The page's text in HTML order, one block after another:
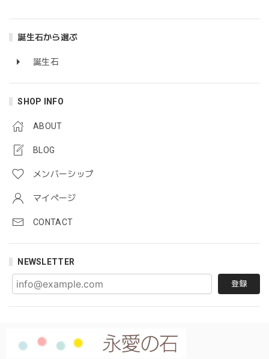
誕生石から選ぶ
誕生石
SHOP INFO
ABOUT
BLOG
メンバーシップ
マイページ
CONTACT
NEWSLETTER
登録